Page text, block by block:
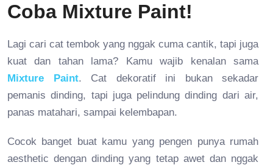
Coba Mixture Paint!
Lagi cari cat tembok yang nggak cuma cantik, tapi juga
kuat dan tahan lama? Kamu wajib kenalan sama
Mixture Paint. Cat dekoratif ini bukan sekadar
pemanis dinding, tapi juga pelindung dinding dari air,
panas matahari, sampai kelembapan.
Cocok banget buat kamu yang pengen punya rumah
aesthetic dengan dinding yang tetap awet dan nggak